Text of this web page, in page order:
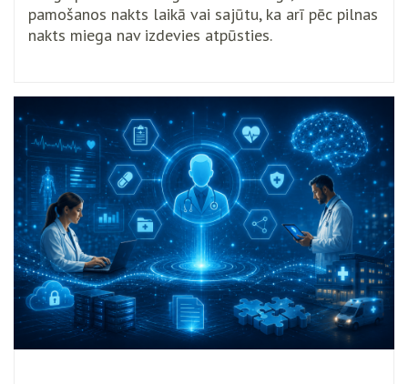
pamošanos nakts laikā vai sajūtu, ka arī pēc pilnas
nakts miega nav izdevies atpūsties.